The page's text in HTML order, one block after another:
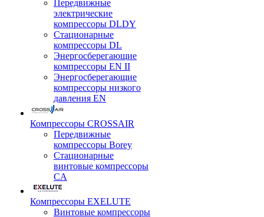
Передвижные
электрические
компрессоры DLDY
Стационарные
компрессоры DL
Энергосберегающие
компрессоры EN II
Энергосберегающие
компрессоры низкого
давления EN
Компрессоры CROSSAIR
Передвижные
компрессоры Borey
Стационарные
винтовые компрессоры
CA
Компрессоры EXELUTE
Винтовые компрессоры